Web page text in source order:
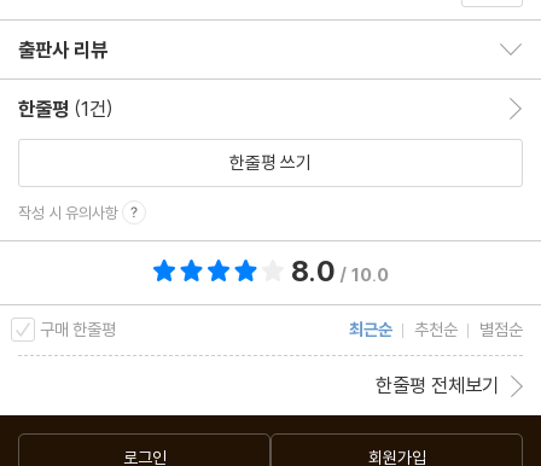
출판사 리뷰
한줄평 (1건)
한줄평 쓰기
작성 시 유의사항
8.0 / 10.0
구매 한줄평 최근순 추천순 별점순
한줄평 전체보기
로그인 회원가입